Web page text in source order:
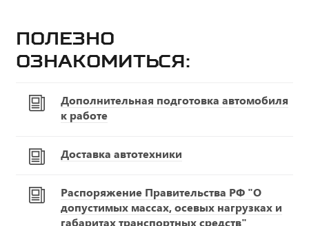
Полезно
ознакомиться:
Дополнительная подготовка автомобиля
к работе
Доставка автотехники
Распоряжение Правительства РФ "О
допустимых массах, осевых нагрузках и
габаритах транспортных средств"